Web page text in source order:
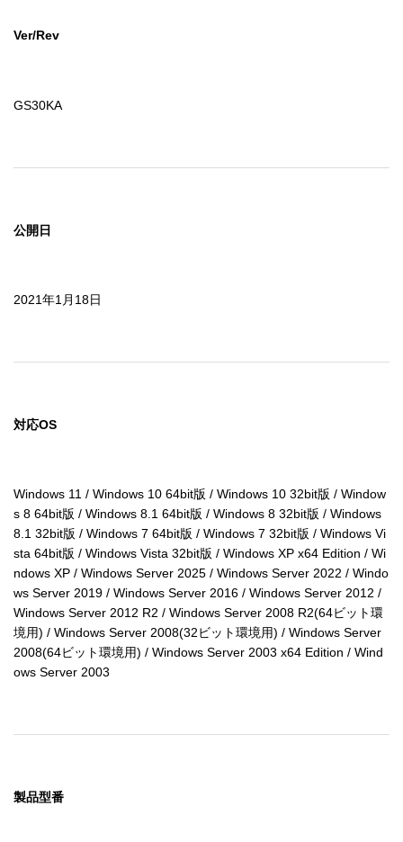
Ver/Rev
GS30KA
公開日
2021年1月18日
対応OS
Windows 11 / Windows 10 64bit版 / Windows 10 32bit版 / Window
s 8 64bit版 / Windows 8.1 64bit版 / Windows 8 32bit版 / Windows
8.1 32bit版 / Windows 7 64bit版 / Windows 7 32bit版 / Windows Vi
sta 64bit版 / Windows Vista 32bit版 / Windows XP x64 Edition / Wi
ndows XP / Windows Server 2025 / Windows Server 2022 / Windo
ws Server 2019 / Windows Server 2016 / Windows Server 2012 /
Windows Server 2012 R2 / Windows Server 2008 R2(64ビット環
境用) / Windows Server 2008(32ビット環境用) / Windows Server
2008(64ビット環境用) / Windows Server 2003 x64 Edition / Wind
ows Server 2003
製品型番